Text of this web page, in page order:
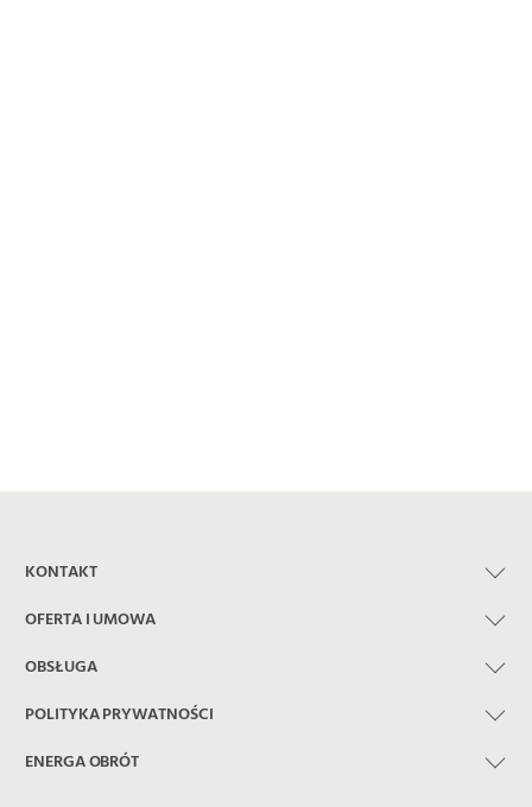
KONTAKT
OFERTA I UMOWA
OBSŁUGA
POLITYKA PRYWATNOŚCI
ENERGA OBRÓT